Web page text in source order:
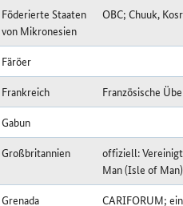
Föderierte Staaten
von Mikronesien
OBC; Chuuk,
Färöer
Frankreich
Französische
Gabun
Großbritannien
offiziell:
Man (Isle of Man)
Grenada CARIFORUM;